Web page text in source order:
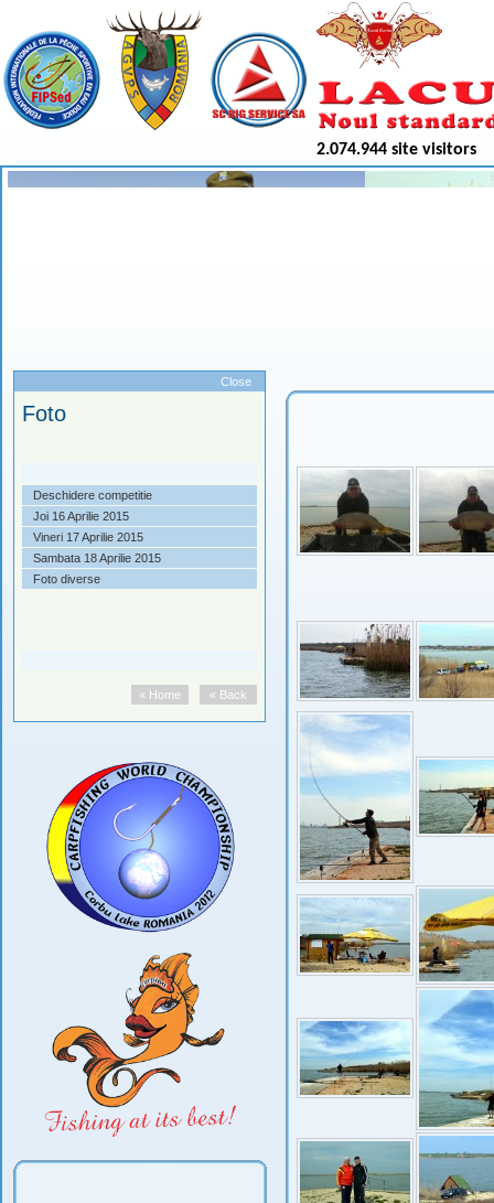
2.074.944 site visitors
Close
Foto
Deschidere competitie
Joi 16 Aprilie 2015
Vineri 17 Aprilie 2015
Sambata 18 Aprilie 2015
Foto diverse
« Back
« Home